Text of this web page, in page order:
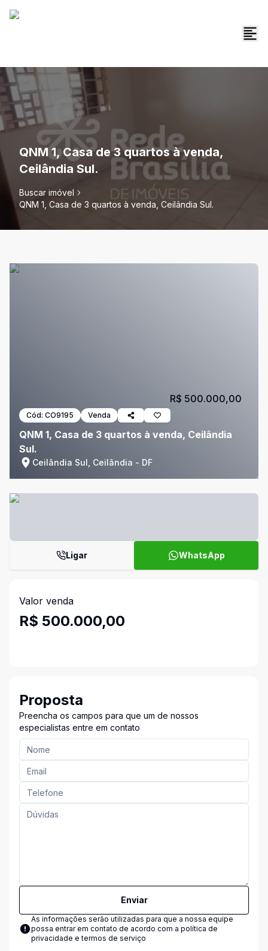
QNM 1, Casa de 3 quartos à venda,
Ceilândia Sul.
Buscar imóvel
QNM 1, Casa de 3 quartos à venda, Ceilândia Sul.
Cód: CO9195 Venda
QNM 1, Casa de 3 quartos à venda, Ceilândia
Sul.
Ceilândia Sul, Ceilândia - DF
R$ 500.000,00
Ligar WhatsApp
Valor venda
R$ 500.000,00
Proposta
Preencha os campos para que um de nossos
especialistas entre em contato
Enviar
As informações serão utilizadas para que a nossa equipe
possa entrar em contato de acordo com a política de
privacidade e termos de serviço